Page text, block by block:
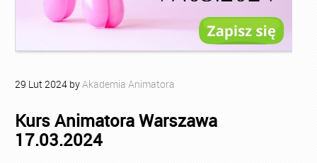
29 Lut 2024 byAkademia Animatora
Kurs Animatora Warszawa
17.03.2024